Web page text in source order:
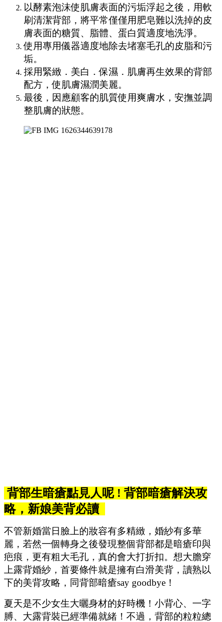
以酵素泡沫使肌膚表面的污垢浮起之後，用軟
刷清潔背部，將平常僅僅用肥皂難以洗掉的皮
膚表面的糖質、脂體、蛋白質適度地洗淨。
使用專用儀器適度地除去堵塞毛孔的皮脂和污
垢。
採用緊緻．美白．保濕．肌膚再生效果的背部
配方，使肌膚濕潤美麗。
最後，因應顧客的肌質使用爽膚水，安撫並調
整肌膚的狀態。
背部生暗瘡點見人呢 ! 背部暗瘡解決攻
略，新娘美背必讀
不管新婚當日臉上的妝容有多精緻，婚紗有多華
麗，若然一個轉身之後發現整個背部都是暗瘡印與
疤痕，更有粗大毛孔，真的會大打折扣。想大膽穿
上露背婚紗，首要條件就是擁有白滑美背，讀熟以
下的美背攻略，同背部暗瘡say goodbye！
夏天是不少女生大曬身材的好時機！小背心、一字
膊、大露背裝已經準備就緒！不過，背部的粒粒總